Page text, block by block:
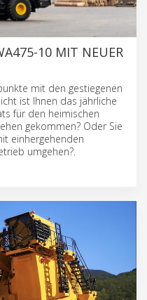
10 MIT NEUER
mit den gestiegenen
ist Ihnen das jährliche
für den heimischen
gekommen? Oder Sie
einhergehenden
umgehen?.